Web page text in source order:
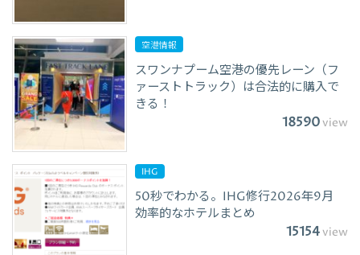
空港情報
スワンナプーム空港の優先レーン（フ
ァーストトラック）は合法的に購入で
きる！
18590view
IHG
50秒でわかる。IHG修行2026年9月
効率的なホテルまとめ
15154view